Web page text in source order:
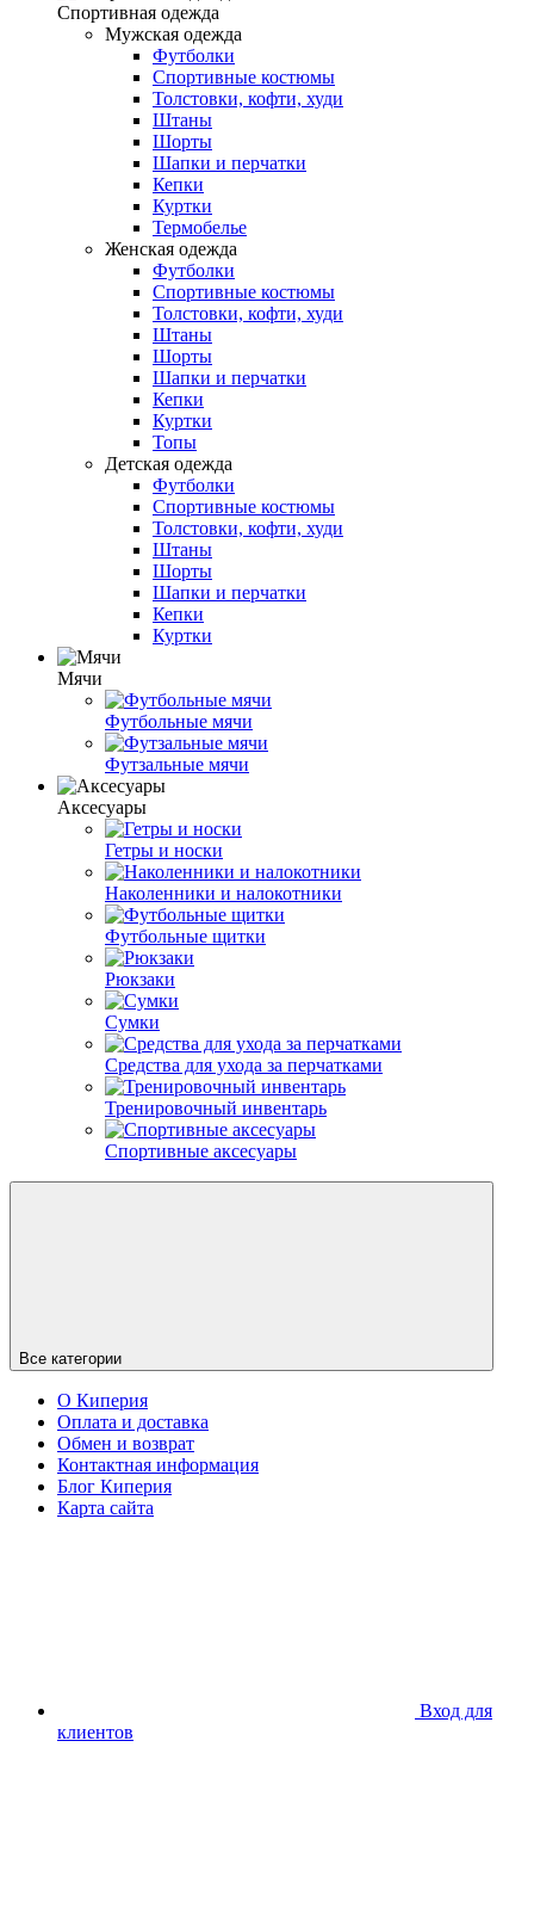
Спортивная одежда
Мужская одежда
Футболки
Спортивные костюмы
Толстовки, кофти, худи
Штаны
Шорты
Шапки и перчатки
Кепки
Куртки
Термобелье
Женская одежда
Футболки
Спортивные костюмы
Толстовки, кофти, худи
Штаны
Шорты
Шапки и перчатки
Кепки
Куртки
Топы
Детская одежда
Футболки
Спортивные костюмы
Толстовки, кофти, худи
Штаны
Шорты
Шапки и перчатки
Кепки
Куртки
Мячи
Футбольные мячи
Футзальные мячи
Аксесуары
Гетры и носки
Наколенники и налокотники
Футбольные щитки
Рюкзаки
Сумки
Средства для ухода за перчатками
Тренировочный инвентарь
Спортивные аксесуары
Все категории
О Киперия
Оплата и доставка
Обмен и возврат
Контактная информация
Блог Киперия
Карта сайта
Вход для
клиентов